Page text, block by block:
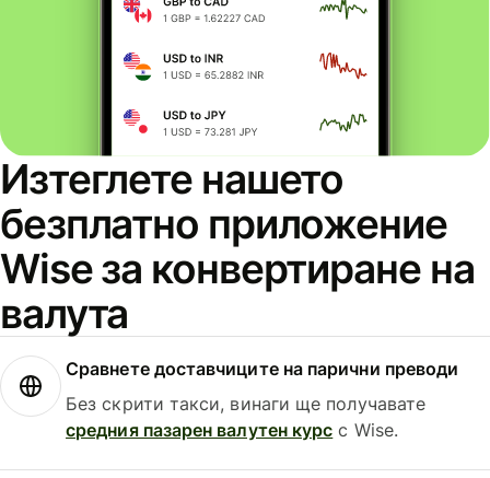
Изтеглете нашето
безплатно приложение
Wise за конвертиране на
валута
Сравнете доставчиците на парични преводи
Без скрити такси, винаги ще получавате
средния пазарен валутен курс с Wise.